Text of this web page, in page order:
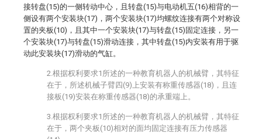
接转盘(15)的一侧转动中心，且转盘(15)与电动机五(16)相背的一
侧设有两个安装块(17)，两个安装块(17)均螺纹连接有两个对称设
置的夹板(10)，且其中一个安装块(17)与转盘(15)固定连接，另一
个安装块(17)与转盘(15)滑动连接，其中转盘(15)内安装有用于驱
动此安装块(17)滑动的气缸。
2.根据权利要求1所述的一种教育机器人的机械臂，其特征
在于，所述机械子臂四(9)上安装有称重传感器(18)，且连
接板(19)安装在称重传感器(18)的承重端上。
3.根据权利要求1所述的一种教育机器人的机械臂，其特征
在于，两个夹板(10)相对的面均固定连接有压力传感器